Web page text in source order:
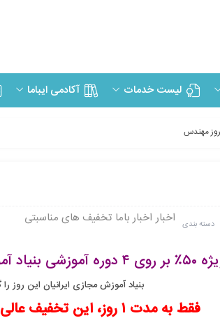
لیست خدمات آکادمی ایباما
مهندس
دسته بندی اخبار اخبار باما تخفيف های مناسبتی
فعال شد.
بنیاد آموزش مجازی ایرانیان این روز را
فقط به مدت ۱ روز، این تخفیف عالی را از دست ندهید!